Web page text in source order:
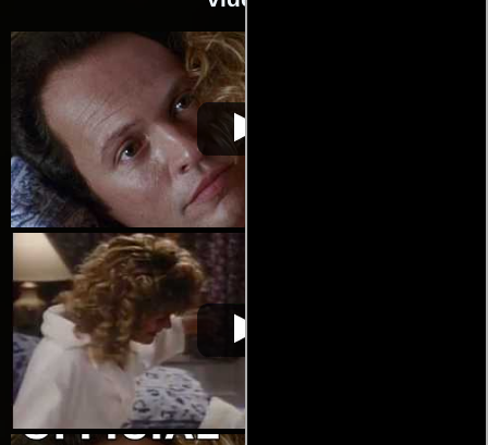
Cuando Harry
conoció a Sally
Video de la película Cuando Harry
conoció a Sally
Cuando Harry
conoció a Sally
Video de la película Cuando Harry
conoció a Sally